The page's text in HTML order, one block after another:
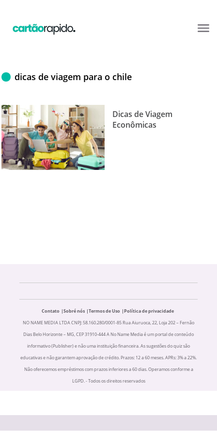
dicas de viagem para o chile
Dicas de Viagem
Econômicas
Contato Sobré nós Termos de Uso
Política de privacidade
NO NAME MEDIA LTDA CNPJ: 58.160.280/0001-85 Rua Aiuruoca, 22, Loja 202 – Fernão
Dias Belo Horizonte – MG, CEP 31910-444 A No Name Media é um portal de conteúdo
informativo (Publisher) e não uma instituição financeira. As sugestões do quiz são
educativas e não garantem aprovação de crédito. Prazos: 12 a 60 meses. APRs: 3% a 22%.
Não oferecemos empréstimos com prazos inferiores a 60 dias. Operamos conforme a
LGPD. - Todos os direitos reservados